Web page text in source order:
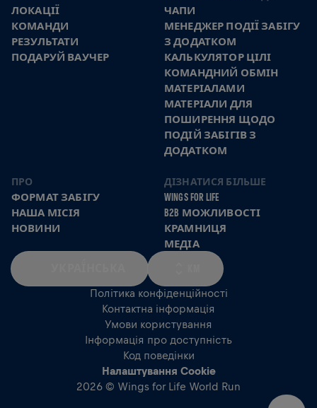
ЛОКАЦІЇ
КОМАНДИ
РЕЗУЛЬТАТИ
ПОДАРУЙ ВАУЧЕР
ЧАПИ
МЕНЕДЖЕР ПОДІЇ ЗАБІГУ
З ДОДАТКОМ
КАЛЬКУЛЯТОР ЦІЛІ
КОМАНДНИЙ ОБМІН
МАТЕРІАЛАМИ
МАТЕРІАЛИ ДЛЯ
ПОШИРЕННЯ ЩОДО
ПОДІЙ ЗАБІГІВ З
ДОДАТКОМ
ПРО
ФОРМАТ ЗАБІГУ
НАША МІСІЯ
НОВИНИ
ДІЗНАТИСЯ БІЛЬШЕ
WINGS FOR LIFE
B2B МОЖЛИВОСТІ
КРАМНИЦЯ
МЕДІА
Політика конфіденційності
Контактна інформація
Умови користування
Інформація про доступність
Код поведінки
Налаштування Cookie
2026 © Wings for Life World Run